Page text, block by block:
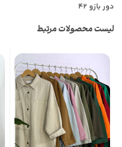
دور بازو 42
لیست محصولات مرتبط